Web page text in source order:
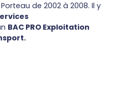
de 2002 à 2008. Il y
BAC PRO Exploitation